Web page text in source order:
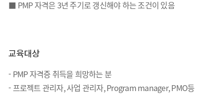
■ PMP 자격은 3년 주기로 갱신해야 하는 조건이 있음
교육대상
- PMP 자격증 취득을 희망하는 분
- 프로젝트 관리자, 사업 관리자, Program manager, PMO등